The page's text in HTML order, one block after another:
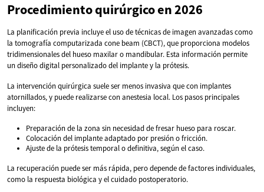
Procedimiento quirúrgico en 2026
La planificación previa incluye el uso de técnicas de imagen avanzadas como
la tomografía computarizada cone beam (CBCT), que proporciona modelos
tridimensionales del hueso maxilar o mandibular. Esta información permite
un diseño digital personalizado del implante y la prótesis.
La intervención quirúrgica suele ser menos invasiva que con implantes
atornillados, y puede realizarse con anestesia local. Los pasos principales
incluyen:
Preparación de la zona sin necesidad de fresar hueso para roscar.
Colocación del implante adaptado por presión o fricción.
Ajuste de la prótesis temporal o definitiva, según el caso.
La recuperación puede ser más rápida, pero depende de factores individuales,
como la respuesta biológica y el cuidado postoperatorio.